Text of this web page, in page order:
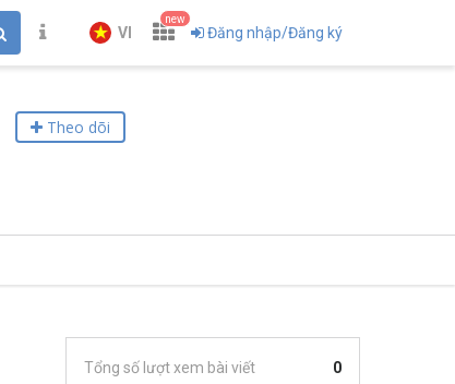
VI
new
Đăng nhập/Đăng ký
Theo dõi
Tổng số lượt xem bài viết
0